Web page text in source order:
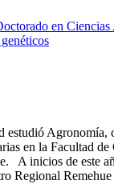
en Ciencias
Agronomía,
en la Facultad
A inicios de este
Regional